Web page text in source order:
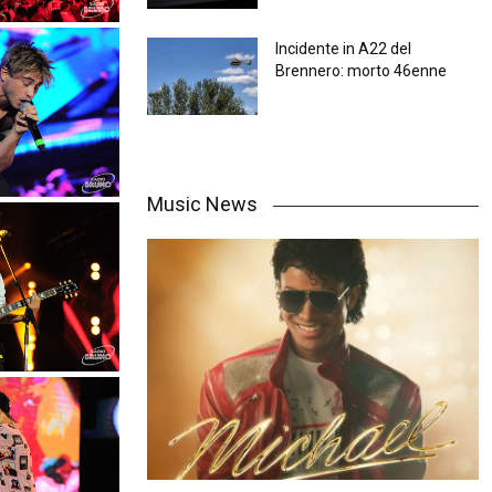
Incidente in A22 del
Brennero: morto 46enne
Music News